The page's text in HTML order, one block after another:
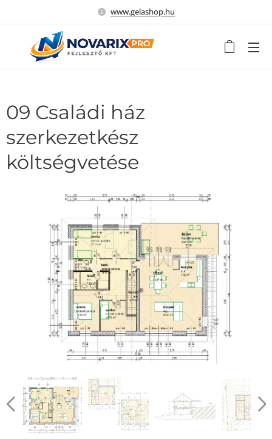
www.gelashop.hu
09 Családi ház
szerkezetkész
költségvetése